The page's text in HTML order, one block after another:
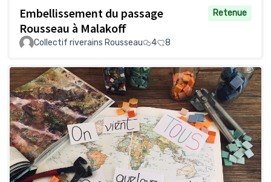
Embellissement du passage
Rousseau à Malakoff
Retenue
Collectif riverains Rousseau 4 8